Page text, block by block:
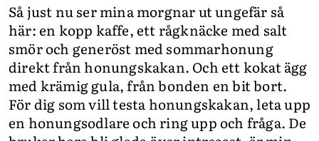
Så just nu ser mina morgnar ut ungefär så
här: en kopp kaffe, ett rågknäcke med salt
smör och generöst med sommarhonung
direkt från honungskakan. Och ett kokat ägg
med krämig gula, från bonden en bit bort.
För dig som vill testa honungskakan, leta upp
en honungsodlare och ring upp och fråga. De